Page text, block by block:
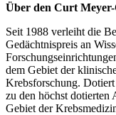
Über den Curt
Seit 1988 verleiht die
Gedächtnispreis an
dem Gebiet der
Krebsforschung.
zu den höchst dotierten
Gebiet der